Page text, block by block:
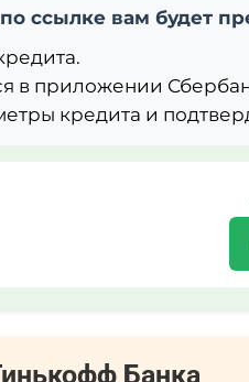
ссылке вам будет
в приложении
кредита и
Банка